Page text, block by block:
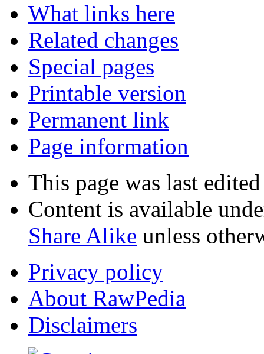
What links here
Related changes
Special pages
Printable version
Permanent link
Page information
This page was last
Content is available
Share Alike unless
Privacy policy
About RawPedia
Disclaimers